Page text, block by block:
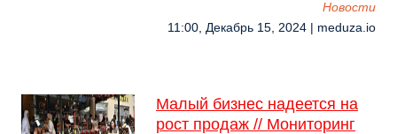
Новости
11:00, Декабрь 15, 2024 | meduza.io
Малый бизнес надеется на
рост продаж // Мониторинг